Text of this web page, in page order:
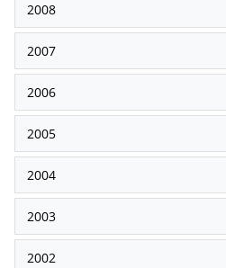
2008
2007
2006
2005
2004
2003
2002